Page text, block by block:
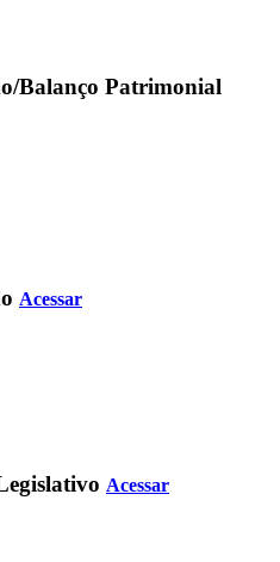
Balanço Patrimonial
Acessar
Acessar